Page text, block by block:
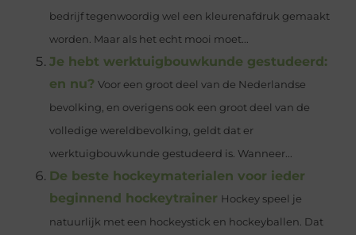
bedrijf tegenwoordig wel een kleurenafdruk gemaakt
worden. Maar als het echt mooi moet...
Je hebt werktuigbouwkunde gestudeerd:
en nu? Voor een groot deel van de Nederlandse
bevolking, en overigens ook een groot deel van de
volledige wereldbevolking, geldt dat er
werktuigbouwkunde gestudeerd is. Wanneer...
De beste hockeymaterialen voor ieder
beginnend hockeytrainer Hockey speel je
natuurlijk met een hockeystick en hockeyballen. Dat